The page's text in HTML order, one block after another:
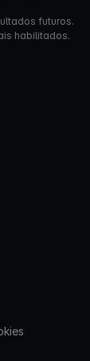
futuros.
habilitados.